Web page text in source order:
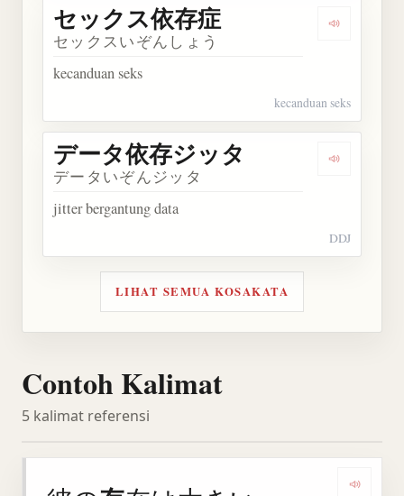
Dengarkan
セックス依存症
セックスいぞんしょう
kecanduan seks
kecanduan seks
Dengarkan
データ依存ジッタ
データいぞんジッタ
jitter bergantung data
DDJ
LIHAT SEMUA KOSAKATA
Contoh Kalimat
5 kalimat referensi